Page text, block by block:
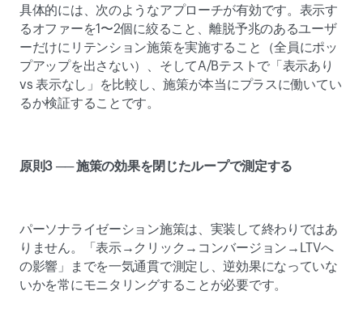
具体的には、次のようなアプローチが有効です。表示す
るオファーを1〜2個に絞ること、離脱予兆のあるユーザ
ーだけにリテンション施策を実施すること（全員にポッ
プアップを出さない）、そしてA/Bテストで「表示あり
vs 表示なし」を比較し、施策が本当にプラスに働いてい
るか検証することです。
原則3 ── 施策の効果を閉じたループで測定する
パーソナライゼーション施策は、実装して終わりではあ
りません。「表示→クリック→コンバージョン→LTVへ
の影響」までを一気通貫で測定し、逆効果になっていな
いかを常にモニタリングすることが必要です。